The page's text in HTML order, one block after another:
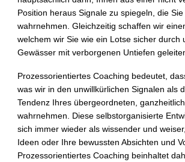
Position heraus Signale zu spiegeln, die
wahrnehmen. Gleichzeitig schaffen wir
welchem wir Sie wie ein Lotse sicher durch
Gewässer mit verborgenen Untiefen
Prozessorientiertes Coaching bedeutet,
was wir in den unwillkürlichen Signalen als
Tendenz Ihres übergeordneten,
wahrnehmen. Diese selbstorganisierte
sich immer wieder als wissender und
Ideen oder Ihre bewussten Absichten und
Prozessorientiertes Coaching beinhaltet